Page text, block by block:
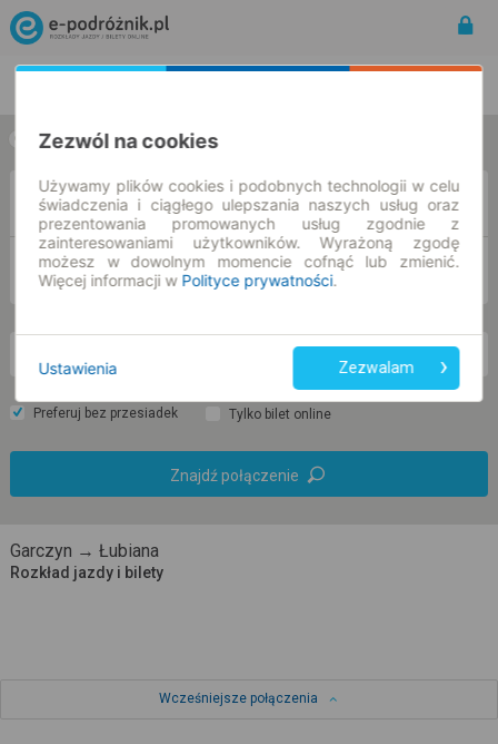
w jedną stronę w obie strony
DO
Preferuj bez przesiadek Tylko bilet online
Znajdź połączenie
Garczyn → Łubiana
Rozkład jazdy i bilety
Wcześniejsze połączenia
Zezwól na cookies
Używamy plików cookies i podobnych technologii w celu
świadczenia i ciągłego ulepszania naszych usług oraz
prezentowania promowanych usług zgodnie z
zainteresowaniami użytkowników. Wyrażoną zgodę
możesz w dowolnym momencie cofnąć lub zmienić.
Więcej informacji w Polityce prywatności.
Ustawienia Zezwalam